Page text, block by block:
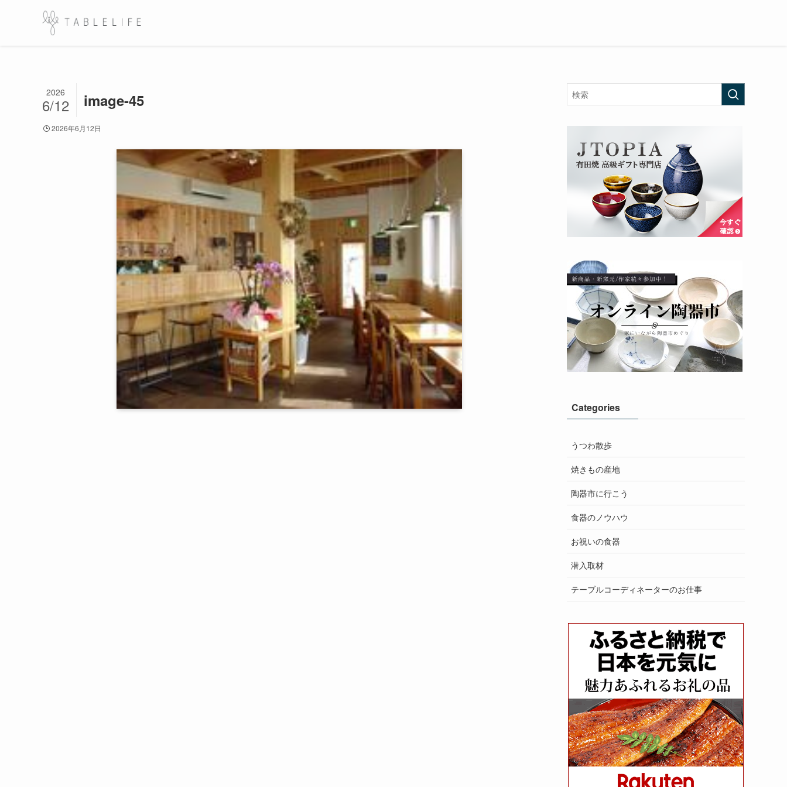
image-45
2026
6/12
2026年6月12日
Categories
うつわ散歩
焼きもの産地
陶器市に行こう
食器のノウハウ
お祝いの食器
潜入取材
テーブルコーディネーターのお仕事